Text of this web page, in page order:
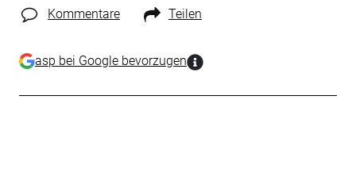
Kommentare Teilen
asp bei Google bevorzugen